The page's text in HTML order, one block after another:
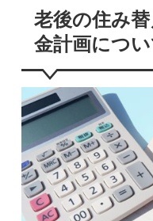
老後の住み
金計画につい